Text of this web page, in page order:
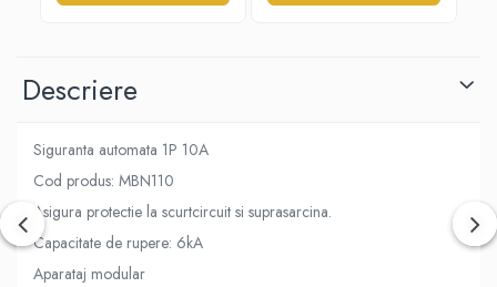
Cleme si accesorii
Blocuri de distributie
Cleme cu conexiune rapida
Cleme derivatie
Cleme terminale
Cleme Wago
Dispozitive stingere incendii
Descriere
Siguranta automata 1P 10A
Cod produs: MBN110
Asigura protectie la scurtcircuit si suprasarcina.
Capacitate de rupere: 6kA
Aparataj modular